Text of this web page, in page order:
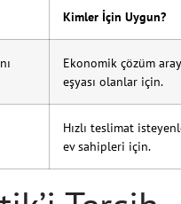
Kimler İçin Uygun?
Ekonomik çözüm
eşyası olanlar için.
Hızlı teslimat
ev sahipleri için.